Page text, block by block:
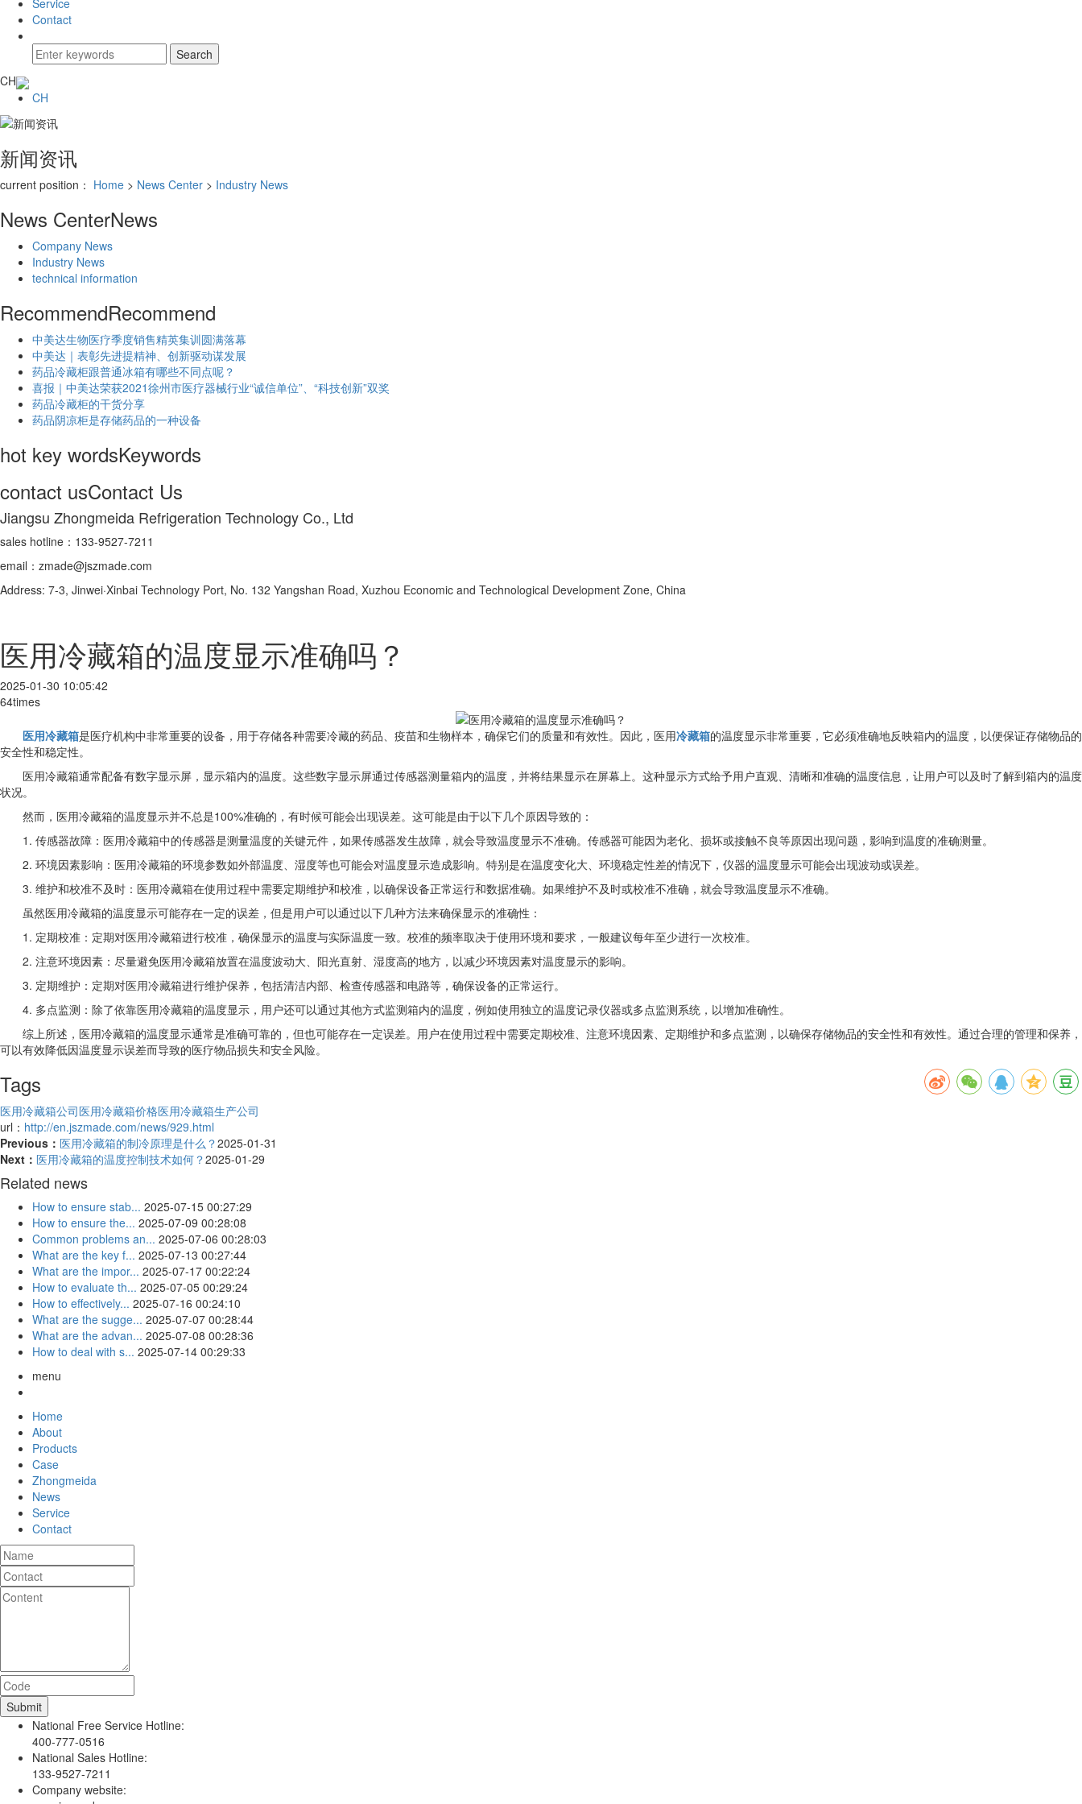
Service
Contact
CH
CH
新闻资讯
current position： Home > News Center > Industry News
News CenterNews
Company News
Industry News
technical information
RecommendRecommend
中美达生物医疗季度销售精英集训圆满落幕
中美达｜表彰先进提精神、创新驱动谋发展
药品冷藏柜跟普通冰箱有哪些不同点呢？
喜报｜中美达荣获2021徐州市医疗器械行业“诚信单位”、“科技创新”双奖
药品冷藏柜的干货分享
药品阴凉柜是存储药品的一种设备
hot key wordsKeywords
contact usContact Us
Jiangsu Zhongmeida Refrigeration Technology Co., Ltd
sales hotline：133-9527-7211
email：zmade@jszmade.com
Address: 7-3, Jinwei·Xinbai Technology Port, No. 132 Yangshan Road, Xuzhou Economic and Technological Development Zone, China
医用冷藏箱的温度显示准确吗？
2025-01-30 10:05:42
64times
医用冷藏箱是医疗机构中非常重要的设备，用于存储各种需要冷藏的药品、疫苗和生物样本，确保它们的质量和有效性。因此，医用冷藏箱的温度显示非常重要，它必须准确地反映箱内的温度，以便保证存储物品的
安全性和稳定性。
医用冷藏箱通常配备有数字显示屏，显示箱内的温度。这些数字显示屏通过传感器测量箱内的温度，并将结果显示在屏幕上。这种显示方式给予用户直观、清晰和准确的温度信息，让用户可以及时了解到箱内的温度
状况。
然而，医用冷藏箱的温度显示并不总是100%准确的，有时候可能会出现误差。这可能是由于以下几个原因导致的：
1. 传感器故障：医用冷藏箱中的传感器是测量温度的关键元件，如果传感器发生故障，就会导致温度显示不准确。传感器可能因为老化、损坏或接触不良等原因出现问题，影响到温度的准确测量。
2. 环境因素影响：医用冷藏箱的环境参数如外部温度、湿度等也可能会对温度显示造成影响。特别是在温度变化大、环境稳定性差的情况下，仪器的温度显示可能会出现波动或误差。
3. 维护和校准不及时：医用冷藏箱在使用过程中需要定期维护和校准，以确保设备正常运行和数据准确。如果维护不及时或校准不准确，就会导致温度显示不准确。
虽然医用冷藏箱的温度显示可能存在一定的误差，但是用户可以通过以下几种方法来确保显示的准确性：
1. 定期校准：定期对医用冷藏箱进行校准，确保显示的温度与实际温度一致。校准的频率取决于使用环境和要求，一般建议每年至少进行一次校准。
2. 注意环境因素：尽量避免医用冷藏箱放置在温度波动大、阳光直射、湿度高的地方，以减少环境因素对温度显示的影响。
3. 定期维护：定期对医用冷藏箱进行维护保养，包括清洁内部、检查传感器和电路等，确保设备的正常运行。
4. 多点监测：除了依靠医用冷藏箱的温度显示，用户还可以通过其他方式监测箱内的温度，例如使用独立的温度记录仪器或多点监测系统，以增加准确性。
综上所述，医用冷藏箱的温度显示通常是准确可靠的，但也可能存在一定误差。用户在使用过程中需要定期校准、注意环境因素、定期维护和多点监测，以确保存储物品的安全性和有效性。通过合理的管理和保养，
可以有效降低因温度显示误差而导致的医疗物品损失和安全风险。
Tags
医用冷藏箱公司医用冷藏箱价格医用冷藏箱生产公司
url： http://en.jszmade.com/news/929.html
Previous： 医用冷藏箱的制冷原理是什么？2025-01-31
Next： 医用冷藏箱的温度控制技术如何？2025-01-29
Related news
How to ensure stab... 2025-07-15 00:27:29
How to ensure the... 2025-07-09 00:28:08
Common problems an... 2025-07-06 00:28:03
What are the key f... 2025-07-13 00:27:44
What are the impor... 2025-07-17 00:22:24
How to evaluate th... 2025-07-05 00:29:24
How to effectively... 2025-07-16 00:24:10
What are the sugge... 2025-07-07 00:28:44
What are the advan... 2025-07-08 00:28:36
How to deal with s... 2025-07-14 00:29:33
menu
Home
About
Products
Case
Zhongmeida
News
Service
Contact
National Free Service Hotline:
400-777-0516
National Sales Hotline:
133-9527-7211
Company website: